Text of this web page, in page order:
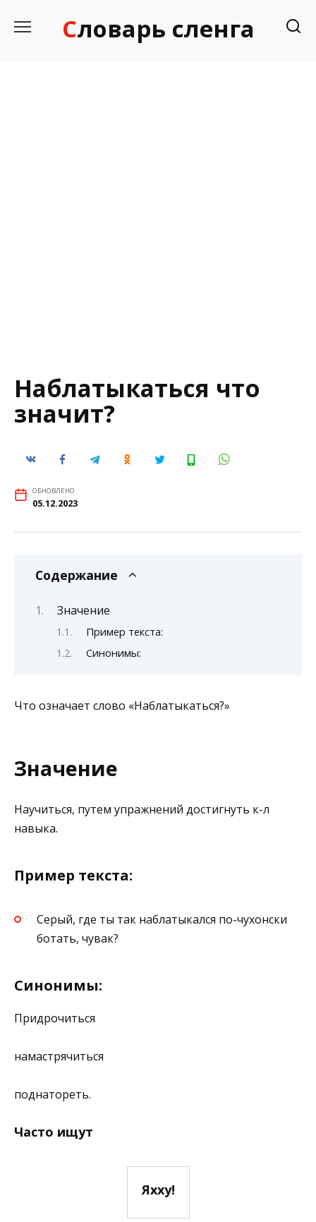
Словарь сленга
Наблатыкаться что
значит?
ОБНОВЛЕНО
05.12.2023
Содержание
Значение
Пример текста:
Синонимы:
Что означает слово «Наблатыкаться?»
Значение
Научиться, путем упражнений достигнуть к-л
навыка.
Пример текста:
Серый, где ты так наблатыкался по-чухонски
ботать, чувак?
Синонимы:
Придрочиться
намастрячиться
поднатореть.
Часто ищут
Яхху!